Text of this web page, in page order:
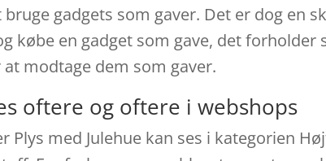
gadgets som gaver. Det er dog en
købe en gadget som gave, det forholder
modtage dem som gaver.
oftere og oftere i webshops
Plys med Julehue kan ses i kategorien